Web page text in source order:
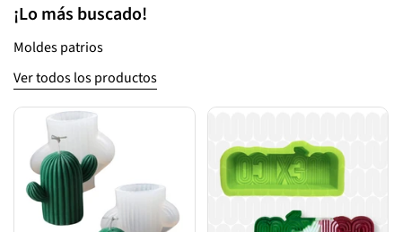
¡Lo más buscado!
Moldes patrios
Ver todos los productos